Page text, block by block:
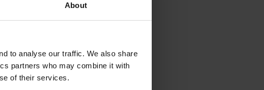
About
to analyse our traffic. We also share
partners who may combine it with
of their services.